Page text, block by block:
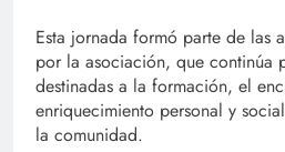
Esta jornada formó parte de las
por la asociación, que continúa
destinadas a la formación, el
enriquecimiento personal y
la comunidad.